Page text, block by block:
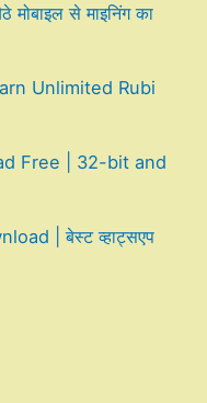
से माइनिंग का
Unlimited Rubi
Free | 32-bit and
| बेस्ट व्हाट्सएप